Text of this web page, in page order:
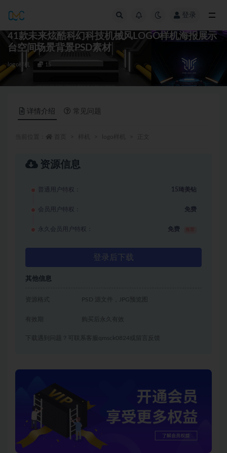
登录
41款未来炫酷科幻科技机械风LOGO样机海报展示
台空间场景背景PSD素材
logo样机 15
详情介绍 常见问题
资源信息
普通用户特权： 15琦美钻
会员用户特权： 免费
永久会员用户特权： 免费
登录后下载
其他信息
资源格式 PSD 源文件，JPG预览图
有效期 购买后永久有效
下载遇到问题？可联系客服qmsck0824或留言反馈